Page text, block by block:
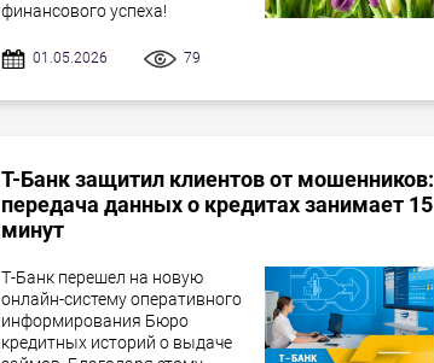
финансового успеха!
01.05.2026 79
Т-Банк защитил клиентов от мошенников:
передача данных о кредитах занимает 15
минут
Т-Банк перешел на новую
онлайн-систему оперативного
информирования Бюро
кредитных историй о выдаче